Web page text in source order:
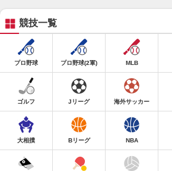
競技一覧
プロ野球 プロ野球(2軍) MLB
ゴルフ Jリーグ 海外サッカー
大相撲 Bリーグ NBA